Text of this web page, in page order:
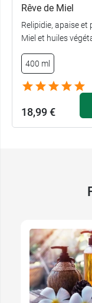
Rêve de Miel
Relipidie, apaise et
Miel et huiles
400 ml
18,99 €